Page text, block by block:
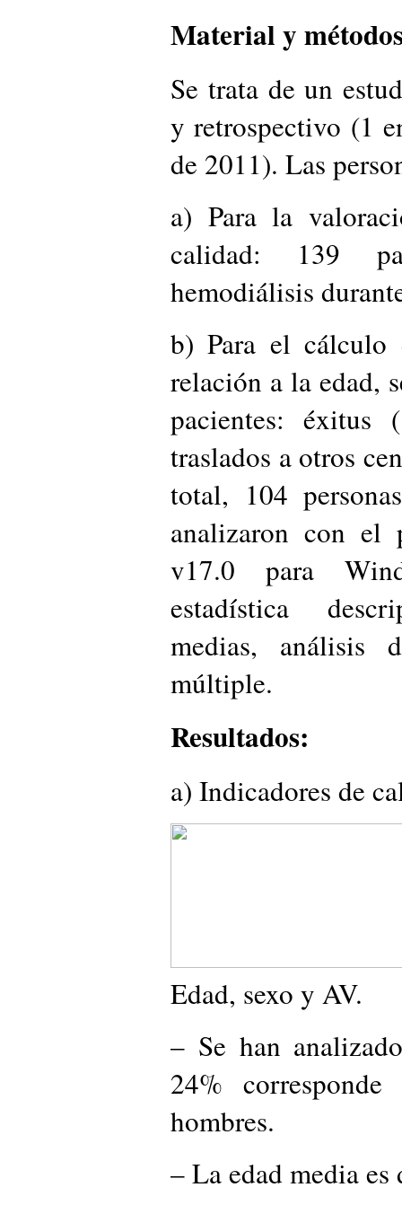
Material y
Se trata de un
y retrospectivo (1
de 2011). Las
a) Para la
calidad: 139
hemodiálisis
b) Para el
relación a la edad,
pacientes: éxitus
traslados a otros
total, 104
analizaron con el
v17.0 para
estadística
medias, análisis
múltiple.
Resultados:
a) Indicadores de
Edad, sexo y AV.
– Se han
24%
hombres.
– La edad media